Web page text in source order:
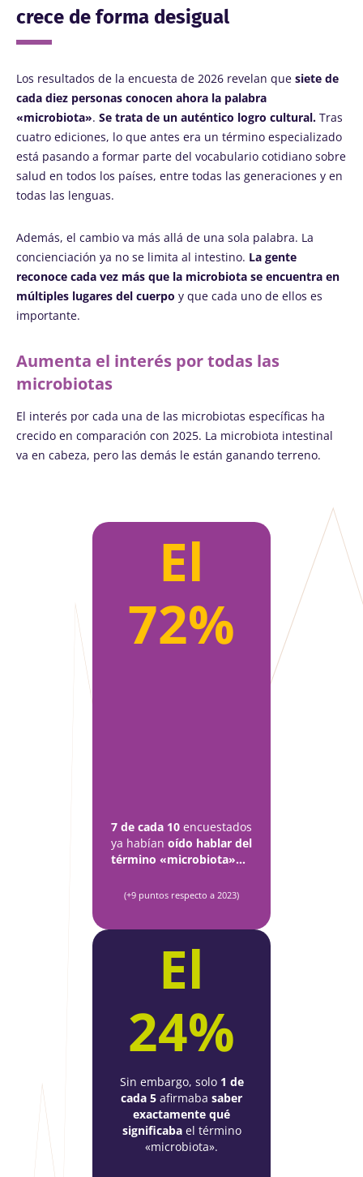
crece de forma desigual
Los resultados de la encuesta de 2026 revelan que siete de
cada diez personas conocen ahora la palabra
«microbiota». Se trata de un auténtico logro cultural. Tras
cuatro ediciones, lo que antes era un término especializado
está pasando a formar parte del vocabulario cotidiano sobre
salud en todos los países, entre todas las generaciones y en
todas las lenguas.
Además, el cambio va más allá de una sola palabra. La
concienciación ya no se limita al intestino. La gente
reconoce cada vez más que la microbiota se encuentra en
múltiples lugares del cuerpo y que cada uno de ellos es
importante.
Aumenta el interés por todas las
microbiotas
El interés por cada una de las microbiotas específicas ha
crecido en comparación con 2025. La microbiota intestinal
va en cabeza, pero las demás le están ganando terreno.
El
72%
7 de cada 10 encuestados
ya habían oído hablar del
término «microbiota»...
(+9 puntos respecto a 2023)
El
24%
Sin embargo, solo1 de
cada 5 afirmaba saber
exactamente qué
significabael término
«microbiota».